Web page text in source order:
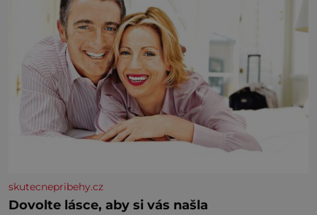
skutecnepribehy.cz
Dovolte lásce, aby si vás našla